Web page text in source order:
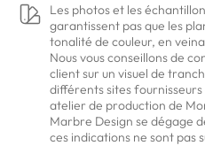
Les photos et les
garantissent pas que les
tonalité de couleur, en
Nous vous conseillons de
client sur un visuel de
différents sites
atelier de production de
Marbre Design se dégage
ces indications ne sont pas